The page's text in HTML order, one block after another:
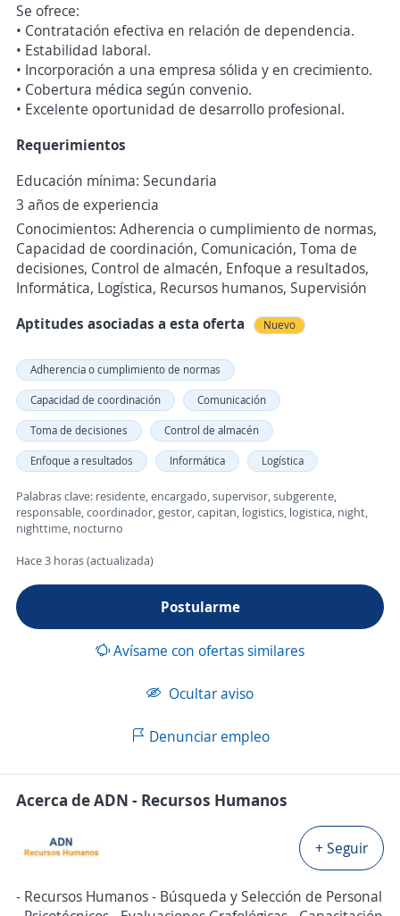
Se ofrece:
• Contratación efectiva en relación de dependencia.
• Estabilidad laboral.
• Incorporación a una empresa sólida y en crecimiento.
• Cobertura médica según convenio.
• Excelente oportunidad de desarrollo profesional.
Requerimientos
Educación mínima: Secundaria
3 años de experiencia
Conocimientos: Adherencia o cumplimiento de normas,
Capacidad de coordinación, Comunicación, Toma de
decisiones, Control de almacén, Enfoque a resultados,
Informática, Logística, Recursos humanos, Supervisión
Aptitudes asociadas a esta oferta
Nuevo
Adherencia o cumplimiento de normas
Capacidad de coordinación
Comunicación
Toma de decisiones
Control de almacén
Enfoque a resultados
Informática Logística
Palabras clave: residente, encargado, supervisor, subgerente,
responsable, coordinador, gestor, capitan, logistics, logistica, night,
nighttime, nocturno
Hace 3 horas (actualizada)
Postularme
Avísame con ofertas similares
Ocultar aviso
Denunciar empleo
Acerca de ADN - Recursos Humanos
+ Seguir
- Recursos Humanos - Búsqueda y Selección de Personal